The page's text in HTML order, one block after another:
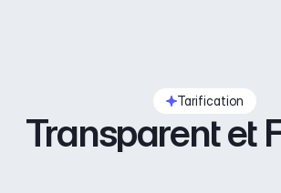
Tarification
Transparent et